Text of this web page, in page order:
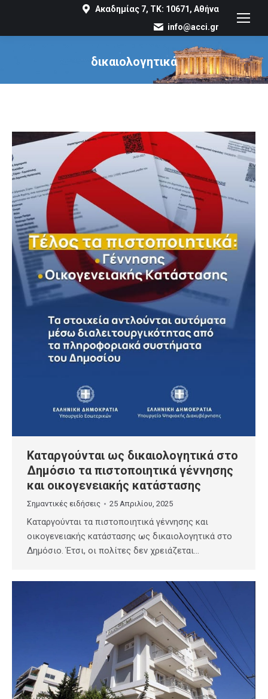
Ακαδημίας 7, ΤΚ: 10671, Αθήνα
info@acci.gr
δικαιολογητικά
You are here:
Καταργούνται ως δικαιολογητικά στο
Δημόσιο τα πιστοποιητικά γέννησης
και οικογενειακής κατάστασης
Σημαντικές ειδήσεις 25 Απριλίου, 2025
Καταργούνται τα πιστοποιητικά γέννησης και
οικογενειακής κατάστασης ως δικαιολογητικά στο
Δημόσιο. Έτσι, οι πολίτες δεν χρειάζεται…